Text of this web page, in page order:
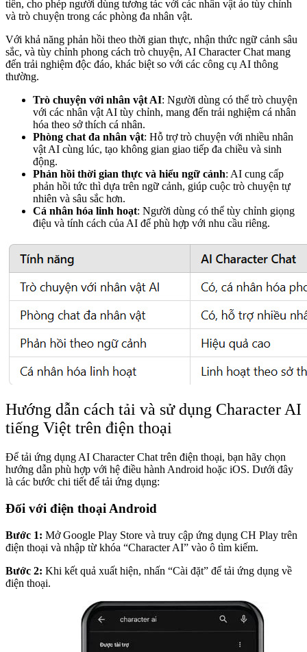
tiến, cho phép người dùng tương tác với các nhân vật ảo tùy chỉnh
và trò chuyện trong các phòng đa nhân vật.
Với khả năng phản hồi theo thời gian thực, nhận thức ngữ cảnh sâu
sắc, và tùy chỉnh phong cách trò chuyện, AI Character Chat mang
đến trải nghiệm độc đáo, khác biệt so với các công cụ AI thông
thường.
Trò chuyện với nhân vật AI: Người dùng có thể trò chuyện
với các nhân vật AI tùy chỉnh, mang đến trải nghiệm cá nhân
hóa theo sở thích cá nhân.
Phòng chat đa nhân vật: Hỗ trợ trò chuyện với nhiều nhân
vật AI cùng lúc, tạo không gian giao tiếp đa chiều và sinh
động.
Phản hồi thời gian thực và hiểu ngữ cảnh: AI cung cấp
phản hồi tức thì dựa trên ngữ cảnh, giúp cuộc trò chuyện tự
nhiên và sâu sắc hơn.
Cá nhân hóa linh hoạt: Người dùng có thể tùy chỉnh giọng
điệu và tính cách của AI để phù hợp với nhu cầu riêng.
Hướng dẫn cách tải và sử dụng Character AI
tiếng Việt trên điện thoại
Để tải ứng dụng AI Character Chat trên điện thoại, bạn hãy chọn
hướng dẫn phù hợp với hệ điều hành Android hoặc iOS. Dưới đây
là các bước chi tiết để tải ứng dụng:
Đối với điện thoại Android
Bước 1: Mở Google Play Store và truy cập ứng dụng CH Play trên
điện thoại và nhập từ khóa “Character AI” vào ô tìm kiếm.
Bước 2: Khi kết quả xuất hiện, nhấn “Cài đặt” để tải ứng dụng về
điện thoại.